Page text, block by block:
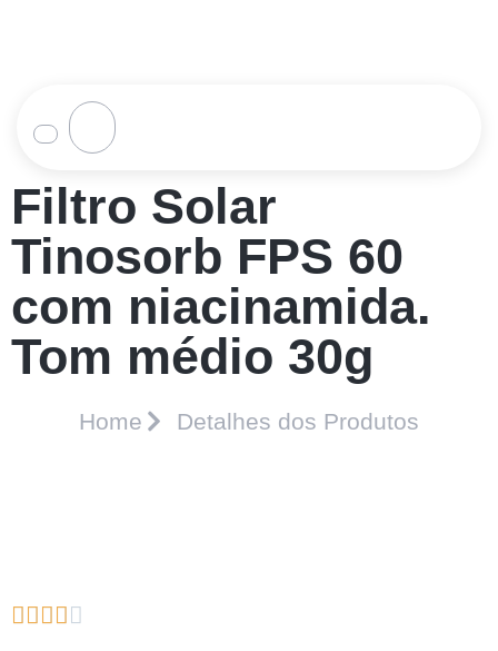
Filtro Solar
Tinosorb FPS 60
com niacinamida.
Tom médio 30g
Home Detalhes dos Produtos
